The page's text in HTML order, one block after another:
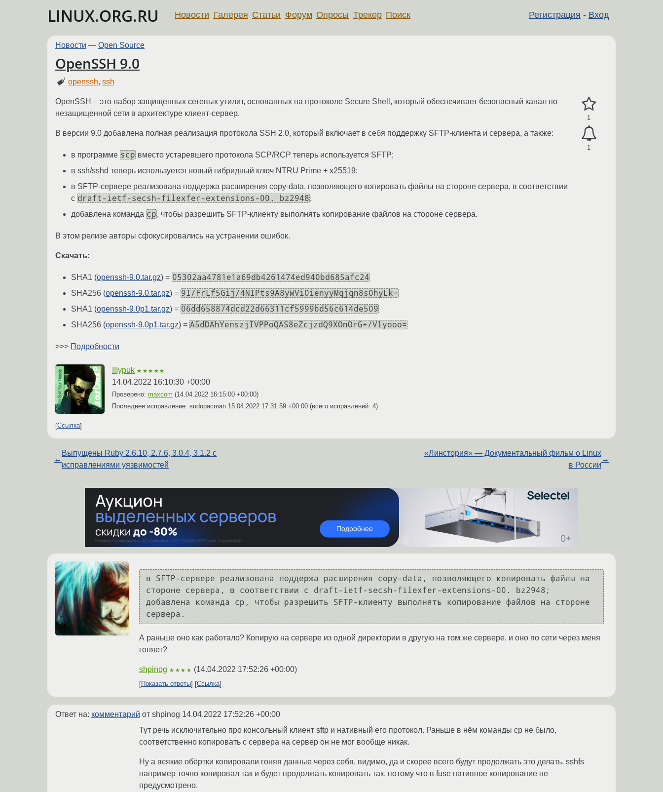
LINUX.ORG.RU Регистрация - Вход
Новости Галерея Статьи Форум Опросы Трекер Поиск
Новости — Open Source
OpenSSH 9.0
openssh,ssh
1
1
OpenSSH – это набор защищенных сетевых утилит, основанных на протоколе Secure Shell, который обеспечивает безопасный канал по
незащищенной сети в архитектуре клиент-сервер.
В версии 9.0 добавлена полная реализация протокола SSH 2.0, который включает в себя поддержку SFTP-клиента и сервера, а также:
в программе scp вместо устаревшего протокола SCP/RCP теперь используется SFTP;
в ssh/sshd теперь используется новый гибридный ключ NTRU Prime + x25519;
в SFTP-сервере реализована поддержа расширения copy-data, позволяющего копировать файлы на стороне сервера, в соответствии
с draft-ietf-secsh-filexfer-extensions-00. bz2948;
добавлена команда cp, чтобы разрешить SFTP-клиенту выполнять копирование файлов на стороне сервера.
В этом релизе авторы сфокусировались на устранении ошибок.
Скачать:
SHA1 (openssh-9.0.tar.gz) = 05302aa4781e1a69db4261474ed940bd685afc24
SHA256 (openssh-9.0.tar.gz) = 9I/FrLf5Gij/4NIPts9A8yWVi0ienyyMqjqn8s0hyLk=
SHA1 (openssh-9.0p1.tar.gz) = 06dd658874dcd22d66311cf5999bd56c614de509
SHA256 (openssh-9.0p1.tar.gz) = A5dDAhYenszjIVPPoQAS8eZcjzdQ9XOnOrG+/Vlyooo=
>>> Подробности
IIIypuk ★★★★★
14.04.2022 16:10:30 +00:00
Проверено: maxcom (14.04.2022 16:15:00 +00:00)
Последнее исправление: sudopacman 15.04.2022 17:31:59 +00:00 (всего исправлений: 4)
Ссылка
←
Выпущены Ruby 2.6.10, 2.7.6, 3.0.4, 3.1.2 с
исправлениями уязвимостей
«Линстория» — Документальный фильм о Linux
в России
→
в SFTP-сервере реализована поддержа расширения copy-data, позволяющего копировать файлы на
стороне сервера, в соответствии с draft-ietf-secsh-filexfer-extensions-00. bz2948;
добавлена команда cp, чтобы разрешить SFTP-клиенту выполнять копирование файлов на стороне
А раньше оно как работало? Копирую на сервере из одной директории в другую на том же сервере, и оно по сети через меня
гоняет?
shpinog ★★★★ (14.04.2022 17:52:26 +00:00)
Показать ответы Ссылка
Ответ на: комментарий от shpinog 14.04.2022 17:52:26 +00:00
Тут речь исключительно про консольный клиент sftp и нативный его протокол. Раньше в нём команды cp не было,
соответственно копировать с сервера на сервер он не мог вообще никак.
Ну а всякие обёртки копировали гоняя данные через себя, видимо, да и скорее всего будут продолжать это делать. sshfs
например точно копировал так и будет продолжать копировать так, потому что в fuse нативное копирование не
предусмотрено.